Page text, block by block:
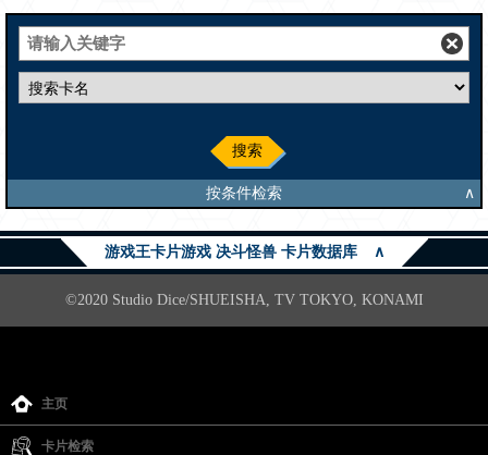
搜索
按条件检索 ∧
游戏王卡片游戏 决斗怪兽 卡片数据库 ∧
©2020 Studio Dice/SHUEISHA, TV TOKYO, KONAMI
主页
卡片检索